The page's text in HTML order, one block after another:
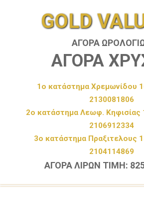
GOLD
ΑΓΟΡΑ
ΑΓΟΡΑ
1ο κατάστημα Χρεμωνίδου
2130081806
2ο κατάστημα Λεωφ. Κηφισίας
2106912334
3ο κατάστημα Πραξιτελους
2104114869
ΑΓΟΡΑ ΛΙΡΩΝ ΤΙΜΗ: